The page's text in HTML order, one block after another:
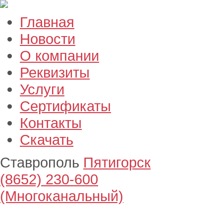
Главная
Новости
О компании
Реквизиты
Услуги
Сертификаты
Контакты
Скачать
Ставрополь Пятигорск
(8652) 230-600
(Многоканальный)